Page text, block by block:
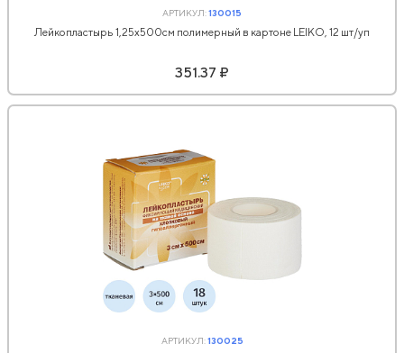
АРТИКУЛ:130015
Лейкопластырь 1,25х500см полимерный в картоне LEIKO, 12 шт/уп
351.37 ₽
АРТИКУЛ:130025